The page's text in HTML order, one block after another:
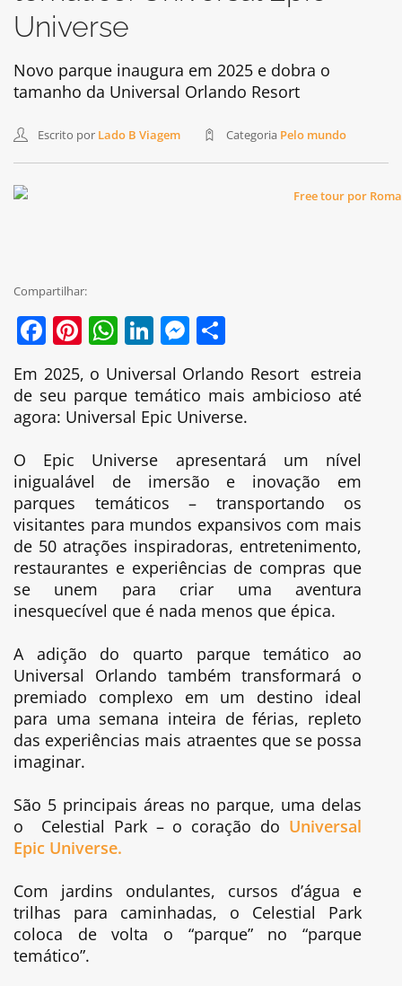
Universe
Novo parque inaugura em 2025 e dobra o
tamanho da Universal Orlando Resort
Escrito por Lado B Viagem Categoria Pelo mundo
Compartilhar:
Facebook
Pinterest
WhatsApp
LinkedIn
Messenger
Em 2025, o Universal Orlando Resort estreia
de seu parque temático mais ambicioso até
agora: Universal Epic Universe.
O Epic Universe apresentará um nível
inigualável de imersão e inovação em
parques temáticos – transportando os
visitantes para mundos expansivos com mais
de 50 atrações inspiradoras, entretenimento,
restaurantes e experiências de compras que
se unem para criar uma aventura
inesquecível que é nada menos que épica.
A adição do quarto parque temático ao
Universal Orlando também transformará o
premiado complexo em um destino ideal
para uma semana inteira de férias, repleto
das experiências mais atraentes que se possa
imaginar.
São 5 principais áreas no parque, uma delas
o Celestial Park – o coração do Universal
Epic Universe.
Com jardins ondulantes, cursos d’água e
trilhas para caminhadas, o Celestial Park
coloca de volta o “parque” no “parque
temático”.